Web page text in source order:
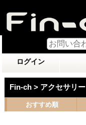
ログイン
Fin-ch > アクセサリー
おすすめ順